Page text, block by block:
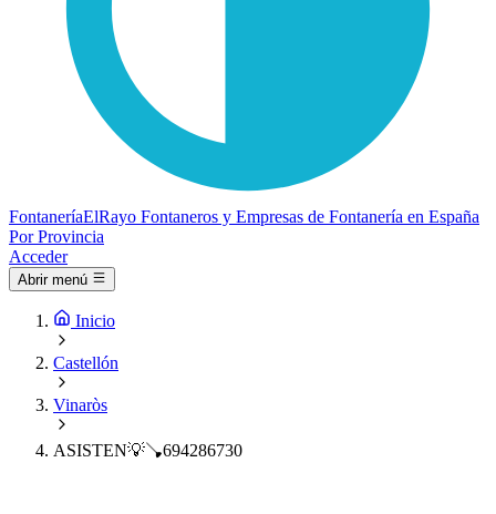
FontaneríaElRayo Fontaneros y Empresas de Fontanería en España
Por Provincia
Acceder
Abrir menú
Inicio
Castellón
Vinaròs
ASISTEN💡🪠694286730